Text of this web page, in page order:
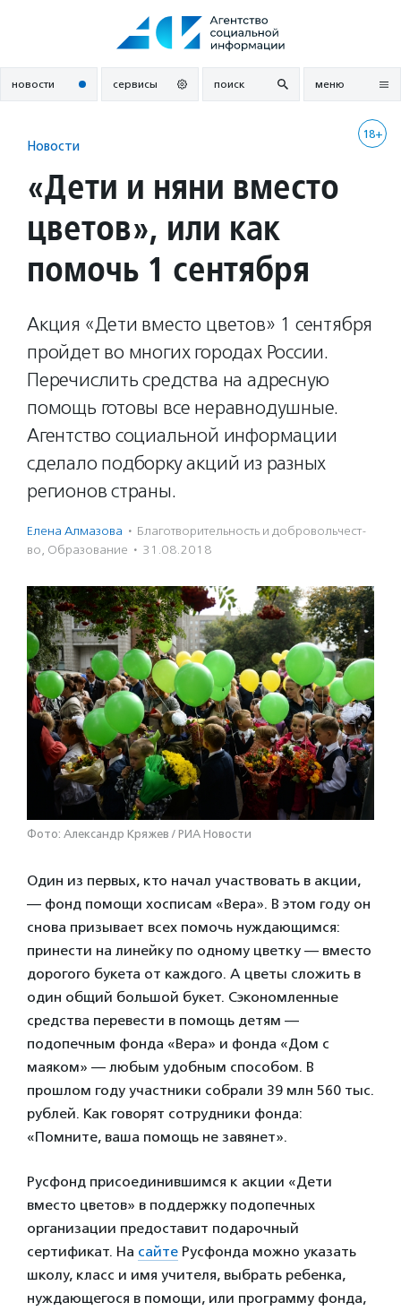
новости сервисы поиск меню
18+
Новости
«Дети и няни вместо
цветов», или как
помочь 1 сентября
Акция «Дети вместо цветов» 1 сентября
пройдет во многих городах России.
Перечислить средства на адресную
помощь готовы все неравнодушные.
Агентство социальной информации
сделало подборку акций из разных
регионов страны.
Елена Алмазова · Благотвори­тель­ность и доброволь­чест­
во, Образование · 31.08.2018
Фото: Александр Кряжев / РИА Новости
Один из первых, кто начал участвовать в акции,
— фонд помощи хосписам «Вера». В этом году он
снова призывает всех помочь нуждающимся:
принести на линейку по одному цветку — вместо
дорогого букета от каждого. А цветы сложить в
один общий большой букет. Сэкономленные
средства перевести в помощь детям —
подопечным фонда «Вера» и фонда «Дом с
маяком» — любым удобным способом. В
прошлом году участники собрали 39 млн 560 тыс.
рублей. Как говорят сотрудники фонда:
«Помните, ваша помощь не завянет».
Русфонд присоединившимся к акции «Дети
вместо цветов» в поддержку подопечных
организации предоставит подарочный
сертификат. На сайте Русфонда можно указать
школу, класс и имя учителя, выбрать ребенка,
нуждающегося в помощи, или программу фонда,